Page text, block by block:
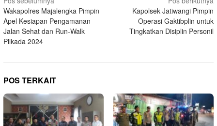
pos
Wakapolres Majalengka Pimpin
Apel Kesiapan Pengamanan
Jalan Sehat dan Run-Walk
Pilkada 2024
Kapolsek Jatiwangi Pimpin
Operasi Gaktibplin untuk
Tingkatkan Disiplin Personil
POS TERKAIT